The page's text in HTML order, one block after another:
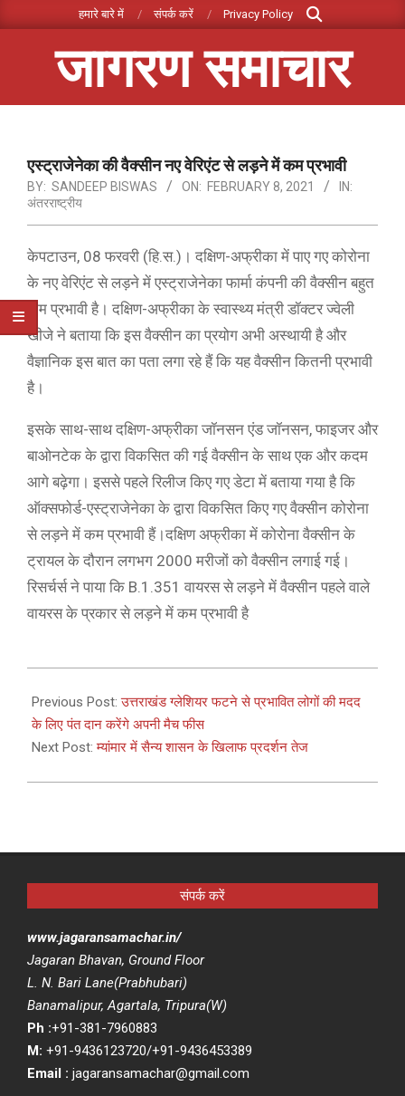
to
हमारे बारे में संपर्क करें Privacy Policy
Search
जागरण समाचार
Menuएस्ट्राजेनेका की वैक्सीन नए वेरिएंट से लड़ने में कम प्रभावी
BY: SANDEEP BISWAS ON: FEBRUARY 8, 2021
IN:
अंतरराष्ट्रीय
केपटाउन, 08 फरवरी (हि.स.)। दक्षिण-अफ्रीका में पाए गए कोरोना
के नए वेरिएंट से लड़ने में एस्ट्राजेनेका फार्मा कंपनी की वैक्सीन बहुत
कम प्रभावी है। दक्षिण-अफ्रीका के स्वास्थ्य मंत्री डॉक्टर ज्वेली
खीजे ने बताया कि इस वैक्सीन का प्रयोग अभी अस्थायी है और
वैज्ञानिक इस बात का पता लगा रहे हैं कि यह वैक्सीन कितनी प्रभावी
है।
इसके साथ-साथ दक्षिण-अफ्रीका जॉनसन एंड जॉनसन, फाइजर और
बाओनटेक के द्वारा विकसित की गई वैक्सीन के साथ एक और कदम
आगे बढ़ेगा। इससे पहले रिलीज किए गए डेटा में बताया गया है कि
ऑक्सफोर्ड-एस्ट्राजेनेका के द्वारा विकसित किए गए वैक्सीन कोरोना
से लड़ने में कम प्रभावी हैं।दक्षिण अफ्रीका में कोरोना वैक्सीन के
ट्रायल के दौरान लगभग 2000 मरीजों को वैक्सीन लगाई गई।
रिसर्चर्स ने पाया कि B.1.351 वायरस से लड़ने में वैक्सीन पहले वाले
वायरस के प्रकार से लड़ने में कम प्रभावी है
02-
08
Previous Post:उत्तराखंड ग्लेशियर फटने से प्रभावित लोगों की मदद
के लिए पंत दान करेंगे अपनी मैच फीस
Next Post:म्यांमार में सैन्य शासन के खिलाफ प्रदर्शन तेज
संपर्क करें
www.jagaransamachar.in/
Jagaran Bhavan, Ground Floor
L. N. Bari Lane(Prabhubari)
Banamalipur, Agartala, Tripura(W)
Ph :+91-381-7960883
M: +91-9436123720/+91-9436453389
Email : jagaransamachar@gmail.com